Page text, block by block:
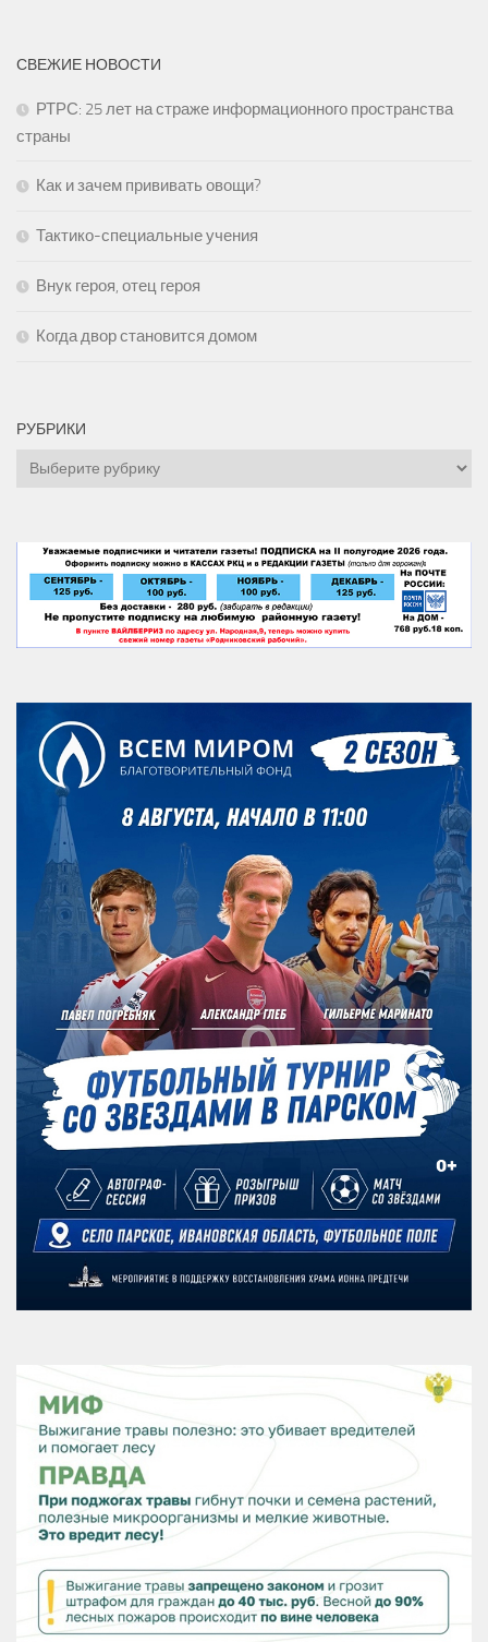
СВЕЖИЕ НОВОСТИ
РТРС: 25 лет на страже информационного пространства
страны
Как и зачем прививать овощи?
Тактико-специальные учения
Внук героя, отец героя
Когда двор становится домом
РУБРИКИ
Рубрики